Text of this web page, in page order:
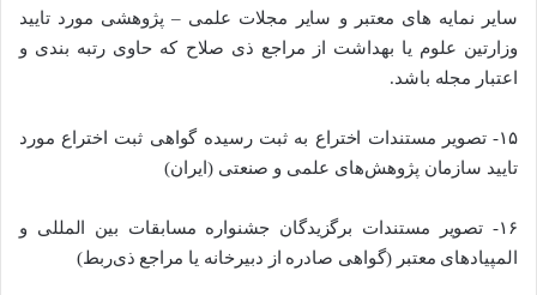
سایر نمایه های معتبر و سایر مجلات علمی – پژوهشی مورد تایید
وزارتین علوم یا بهداشت از مراجع ذی صلاح که حاوی رتبه بندی و
اعتبار مجله باشد.
۱۵- تصویر مستندات اختراع به ثبت رسیده گواهی ثبت اختراع مورد
تایید سازمان پژوهش‌های علمی و صنعتی (ایران)
١۶- تصویر مستندات برگزیدگان جشنواره مسابقات بین المللی و
المپیادهای معتبر (گواهی صادره از دبیرخانه یا مراجع ذی‌ربط)